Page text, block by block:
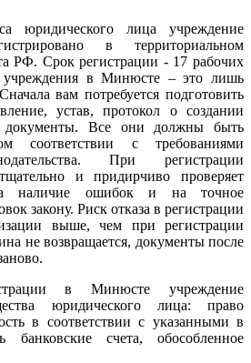
юридического лица учреждение
в территориальном
РФ. Срок регистрации - 17 рабочих
учреждения в Минюсте – это лишь
вам потребуется подготовить
устав, протокол о создании
документы. Все они должны быть
соответствии с требованиями
При регистрации
и придирчиво проверяет
наличие ошибок и на точное
закону. Риск отказа в регистрации
выше, чем при регистрации
не возвращается, документы после
в Минюсте учреждение
юридического лица: право
в соответствии с указанными в
банковские счета, обособленное